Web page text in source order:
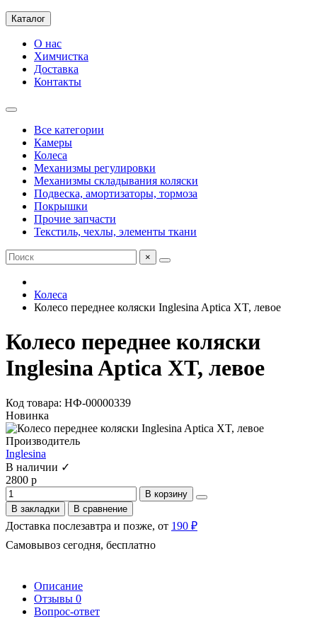
Каталог
О нас
Химчистка
Доставка
Контакты
Все категории
Камеры
Колеса
Механизмы регулировки
Механизмы складывания коляски
Подвеска, амортизаторы, тормоза
Покрышки
Прочие запчасти
Текстиль, чехлы, элементы ткани
×
Колеса
Колесо переднее коляски Inglesina Aptica XT, левое
Колесо переднее коляски
Inglesina Aptica XT, левое
Код товара: НФ-00000339
Новинка
Производитель
Inglesina
В наличии ✓
2800 р
В корзину
В закладки
В сравнение
Доставка послезавтра и позже, от 190 ₽
Самовывоз сегодня, бесплатно
Описание
Отзывы 0
Вопрос-ответ